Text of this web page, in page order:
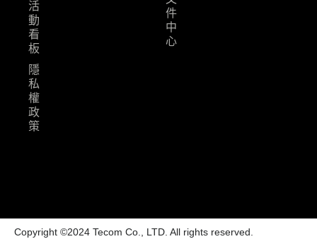
活
動
看
板
隱
私
權
政
策
件
中
心
Copyright ©2024 Tecom Co., LTD. All rights reserved.